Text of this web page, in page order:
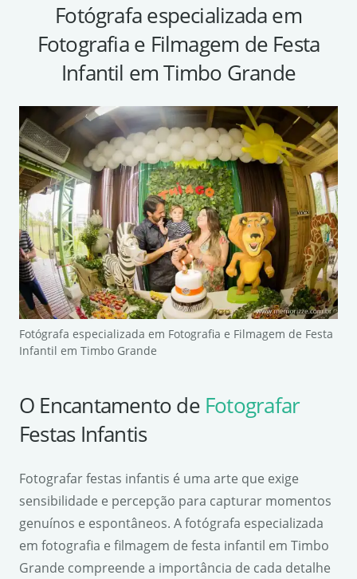
Fotógrafa especializada em
Fotografia e Filmagem de Festa
Infantil em Timbo Grande
Fotógrafa especializada em Fotografia e Filmagem de Festa
Infantil em Timbo Grande
O Encantamento de Fotografar
Festas Infantis
Fotografar festas infantis é uma arte que exige
sensibilidade e percepção para capturar momentos
genuínos e espontâneos. A fotógrafa especializada
em fotografia e filmagem de festa infantil em Timbo
Grande compreende a importância de cada detalhe